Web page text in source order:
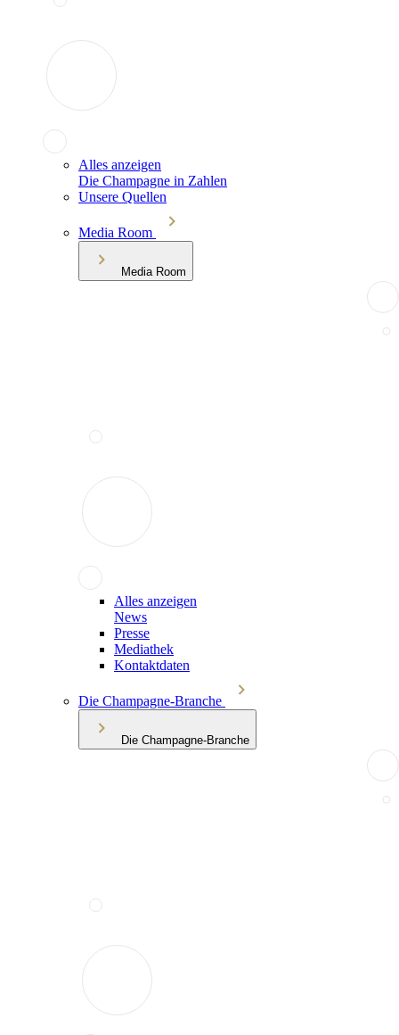
Alles anzeigen
Die Champagne in Zahlen
Unsere Quellen
Media Room
Media Room
Alles anzeigen
News
Presse
Mediathek
Kontaktdaten
Die Champagne-Branche
Die Champagne-Branche